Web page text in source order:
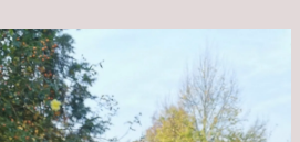
Therapie
Beginn
gut
überstanden